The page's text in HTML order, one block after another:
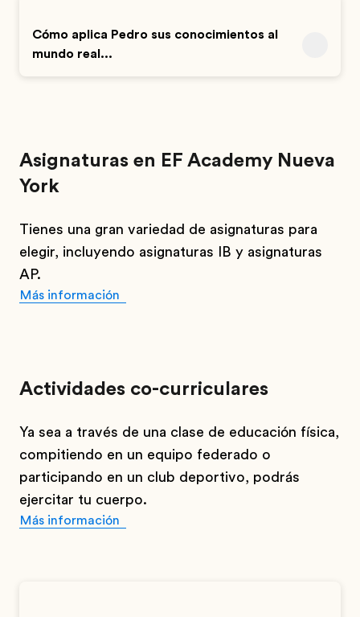
Cómo aplica Pedro sus conocimientos al
mundo real...
Asignaturas en EF Academy Nueva
York
Tienes una gran variedad de asignaturas para
elegir, incluyendo asignaturas IB y asignaturas
AP.
Más información
Actividades co-curriculares
Ya sea a través de una clase de educación física,
compitiendo en un equipo federado o
participando en un club deportivo, podrás
ejercitar tu cuerpo.
Más información